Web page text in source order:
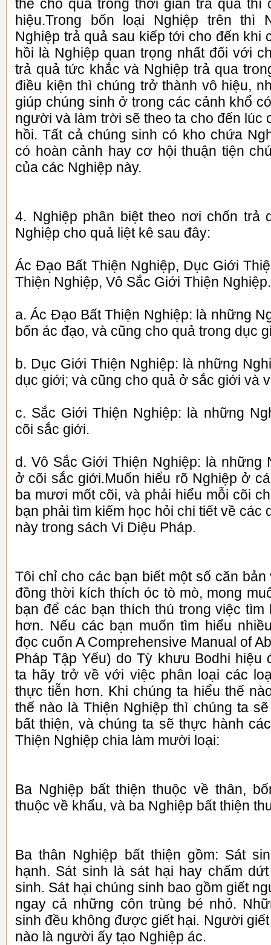
thể cho quả trong thời gian trả quả thì
hiệu.Trong bốn loại Nghiệp trên thì
Nghiệp trả quả sau kiếp tới cho đến khi
hồi là Nghiệp quan trọng nhất đối với
trả quả tức khắc và Nghiệp trả qua
điều kiện thì chúng trở thành vô hiệu,
giúp chúng sinh ở trong các cảnh khổ
người và làm trời sẽ theo ta cho đến lúc
hồi. Tất cả chúng sinh có kho chứa
có hoàn cảnh hay cơ hội thuận tiện
của các Nghiệp này.
4. Nghiệp phân biệt theo nơi chốn trả
Nghiệp cho quả liệt kê sau đây:
Ác Đạo Bất Thiện Nghiệp, Dục Giới
Thiện Nghiệp, Vô Sắc Giới Thiện Nghiệp.
a. Ác Đạo Bất Thiện Nghiệp: là những
bốn ác đạo, và cũng cho quả trong dục
b. Dục Giới Thiện Nghiệp: là những
dục giới; và cũng cho quả ở sắc giới và
c. Sắc Giới Thiện Nghiệp: là những
cõi sắc giới.
d. Vô Sắc Giới Thiện Nghiệp: là những
ở cõi sắc giới.Muốn hiểu rõ Nghiệp ở
ba mươi mốt cõi, và phải hiểu mỗi cõi
bạn phải tìm kiếm học hỏi chi tiết về các
này trong sách Vi Diệu Pháp.
Tôi chỉ cho các bạn biết một số căn
đồng thời kích thích óc tò mò, mong
bạn để các bạn thích thú trong việc tìm
hơn. Nếu các bạn muốn tìm hiểu
đọc cuốn A Comprehensive Manual of
Pháp Tập Yếu) do Tỳ khưu Bodhi hiệu
ta hãy trở về với việc phân loại các
thực tiễn hơn. Khi chúng ta hiểu thế
thế nào là Thiện Nghiệp thì chúng ta
bất thiện, và chúng ta sẽ thực hành
Thiện Nghiệp chia làm mười loại:
Ba Nghiệp bất thiện thuộc về thân,
thuộc về khẩu, và ba Nghiệp bất thiện
Ba thân Nghiệp bất thiện gồm: Sát
hạnh. Sát sinh là sát hại hay chấm
sinh. Sát hại chúng sinh bao gồm giết
ngay cả những côn trùng bé nhỏ.
sinh đều không được giết hại. Người
nào là người ấy tạo Nghiệp ác.